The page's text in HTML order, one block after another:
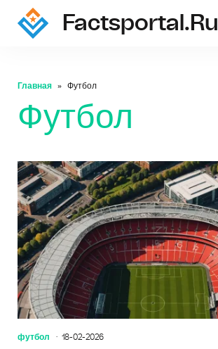
Factsportal.ru
Главная Футбол
Футбол
футбол 18-02-2026